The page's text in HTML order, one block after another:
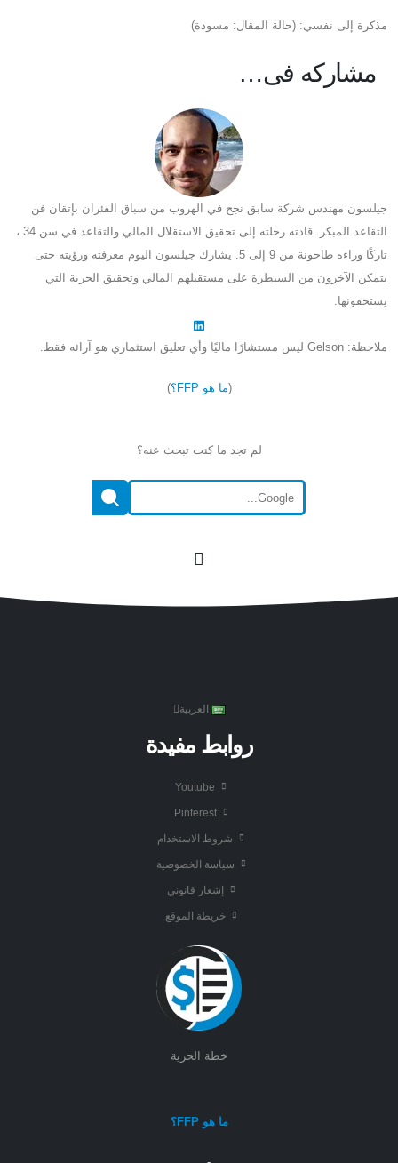
مذكرة إلى نفسي: (حالة المقال: مسودة)
مشاركه فى…
جيلسون مهندس شركة سابق نجح في الهروب من سباق الفئران بإتقان فن
التقاعد المبكر. قادته رحلته إلى تحقيق الاستقلال المالي والتقاعد في سن 34 ،
تاركًا وراءه طاحونة من 9 إلى 5. يشارك جيلسون اليوم معرفته ورؤيته حتى
يتمكن الآخرون من السيطرة على مستقبلهم المالي وتحقيق الحرية التي
يستحقونها.
ملاحظة: Gelson ليس مستشارًا ماليًا وأي تعليق استثماري هو آرائه فقط.
(ما هو FFP؟ )
لم تجد ما كنت تبحث عنه؟
العربية
روابط مفيدة
Youtube
Pinterest
شروط الاستخدام
سياسة الخصوصية
إشعار قانوني
خريطة الموقع
خطة الحرية
ما هو FFP؟